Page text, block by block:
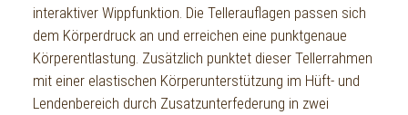
interaktiver Wippfunktion. Die Tellerauflagen passen sich
dem Körperdruck an und erreichen eine punktgenaue
Körperentlastung. Zusätzlich punktet dieser Tellerrahmen
mit einer elastischen Körperunterstützung im Hüft- und
Lendenbereich durch Zusatzunterfederung in zwei